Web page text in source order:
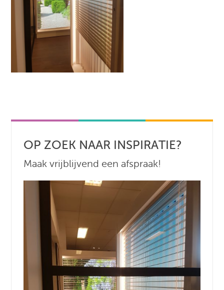
OP ZOEK NAAR INSPIRATIE?
Maak vrijblijvend een afspraak!